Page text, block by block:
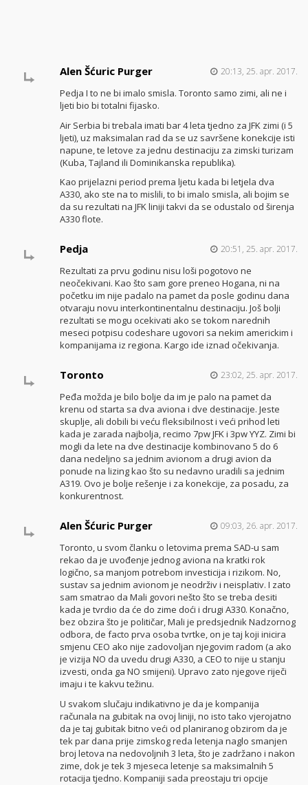
Alen Šćuric Purger 20:13, 25. apr. 2017.
Pedja I to ne bi imalo smisla. Toronto samo zimi, ali ne i
ljeti bio bi totalni fijasko.
Air Serbia bi trebala imati bar 4 leta tjedno za JFK zimi (i 5
ljeti), uz maksimalan rad da se uz savršene konekcije isti
napune, te letove za jednu destinaciju za zimski turizam
(Kuba, Tajland ili Dominikanska republika).
Kao prijelazni period prema ljetu kada bi letjela dva
A330, ako ste na to mislili, to bi imalo smisla, ali bojim se
da su rezultati na JFK liniji takvi da se odustalo od širenja
A330 flote.
Pedja 20:51, 25. apr. 2017.
Rezultati za prvu godinu nisu loši pogotovo ne
neočekivani. Kao što sam gore preneo Hogana, ni na
početku im nije padalo na pamet da posle godinu dana
otvaraju novu interkontinentalnu destinaciju. Još bolji
rezultati se mogu ocekivati ako se tokom narednih
meseci potpisu codeshare ugovori sa nekim americkim i
kompanijama iz regiona. Kargo ide iznad očekivanja.
Toronto 23:02, 25. apr. 2017.
Peđa možda je bilo bolje da im je palo na pamet da
krenu od starta sa dva aviona i dve destinacije. Jeste
skuplje, ali dobili bi veću fleksibilnost i veći prihod leti
kada je zarada najbolja, recimo 7pw JFK i 3pw YYZ. Zimi bi
mogli da lete na dve destinacije kombinovano 5 do 6
dana nedeljno sa jednim avionom a drugi avion da
ponude na lizing kao što su nedavno uradili sa jednim
A319. Ovo je bolje rešenje i za konekcije, za posadu, za
konkurentnost.
Alen Šćuric Purger 09:03, 26. apr. 2017.
Toronto, u svom članku o letovima prema SAD-u sam
rekao da je uvođenje jednog aviona na kratki rok
logično, sa manjom potrebom investicija i rizikom. No,
sustav sa jednim avionom je neodrživ i neisplativ. I zato
sam smatrao da Mali govori nešto što se treba desiti
kada je tvrdio da će do zime doći i drugi A330. Konačno,
bez obzira što je političar, Mali je predsjednik Nadzornog
odbora, de facto prva osoba tvrtke, on je taj koji inicira
smjenu CEO ako nije zadovoljan njegovim radom (a ako
je vizija NO da uvedu drugi A330, a CEO to nije u stanju
izvesti, onda ga NO smijeni). Upravo zato njegove riječi
imaju i te kakvu težinu.
U svakom slučaju indikativno je da je kompanija
računala na gubitak na ovoj liniji, no isto tako vjerojatno
da je taj gubitak bitno veći od planiranog obzirom da je
tek par dana prije zimskog reda letenja naglo smanjen
broj letova na nedovoljnih 3 leta, što je zadržano i nakon
zime, dok je tek 3 mjeseca letenje sa maksimalnih 5
rotacija tjedno. Kompaniji sada preostaju tri opcije